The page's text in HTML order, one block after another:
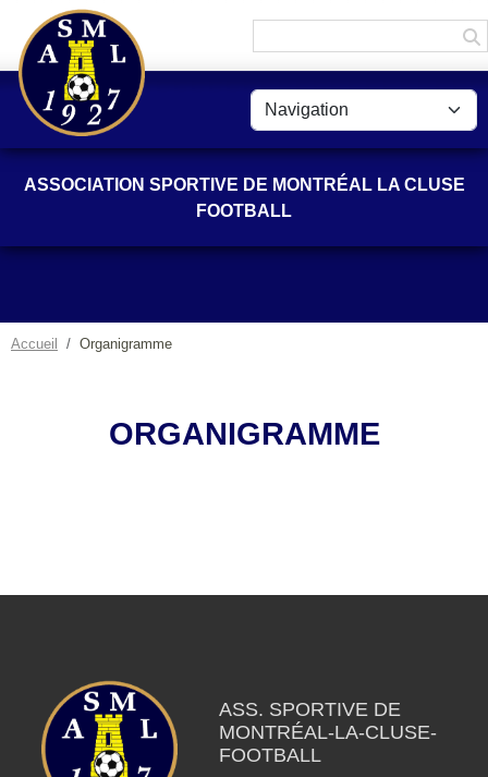
ASSOCIATION SPORTIVE DE MONTRÉAL LA CLUSE
FOOTBALL
Accueil Organigramme
ORGANIGRAMME
ASS. SPORTIVE DE
MONTRÉAL-LA-CLUSE-
FOOTBALL
Panneau de gestion des cookies